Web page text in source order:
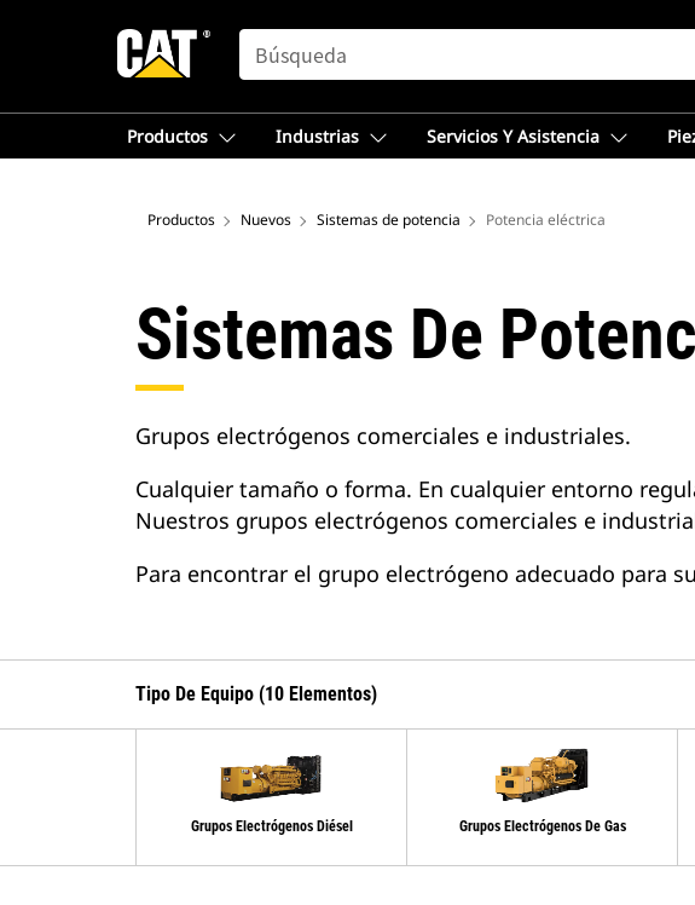
SEARCH
Productos Industrias Servicios Y Asistencia
Productos Nuevos Sistemas de potencia Potencia eléctrica
Sistemas De
Grupos electrógenos comerciales e industriales.
Cualquier tamaño o forma. En cualquier entorno
Nuestros grupos electrógenos comerciales e
Para encontrar el grupo electrógeno adecuado para
Tipo De Equipo (10 Elementos)
Grupos Electrógenos Diésel Grupos Electrógenos De Gas